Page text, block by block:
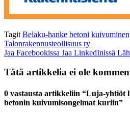
Tagit Belaku-hanke betoni kuivuminen
Talonrakennusteollisuus ry
Jaa Facebookissa Jaa LinkedInissä
Tätä artikkelia ei ole
0 vastausta artikkeliin “Luja-yhtiöt
betonin kuivumisongelmat kuriin”